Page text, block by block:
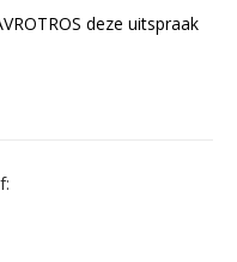
deze uitspraak